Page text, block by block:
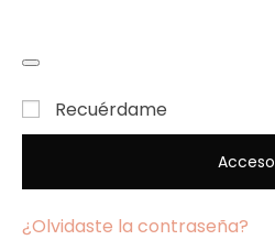
Recuérdame
Acceso
¿Olvidaste la contraseña?